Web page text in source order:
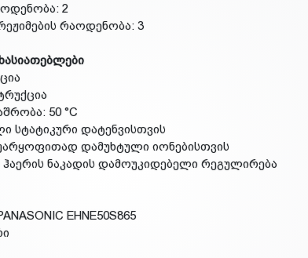
2
რაოდენობა: 3
50 °C
სტატიკური დატენვისთვის
დამუხტული იონებისთვის
ჰაერის ნაკადის დამოუკიდებელი რეგულირება
EHNE50S865